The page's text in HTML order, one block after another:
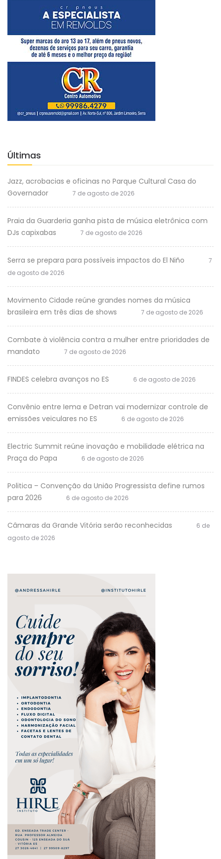
Últimas
Jazz, acrobacias e oficinas no Parque Cultural Casa do
Governador
7 de agosto de 2026
Praia da Guarderia ganha pista de música eletrônica com
DJs capixabas
7 de agosto de 2026
Serra se prepara para possíveis impactos do El Niño
7
de agosto de 2026
Movimento Cidade reúne grandes nomes da música
brasileira em três dias de shows
7 de agosto de 2026
Combate à violência contra a mulher entre prioridades de
mandato
7 de agosto de 2026
FINDES celebra avanços no ES 6 de agosto de 2026
Convênio entre Iema e Detran vai modernizar controle de
emissões veiculares no ES
6 de agosto de 2026
Electric Summit reúne inovação e mobilidade elétrica na
Praça do Papa
6 de agosto de 2026
Politica – Convenção da União Progressista define rumos
para 2026
6 de agosto de 2026
Câmaras da Grande Vitória serão reconhecidas
6 de
agosto de 2026